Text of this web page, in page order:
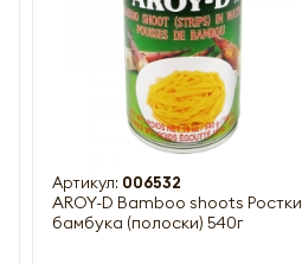
Артикул: 006532
AROY-D Bamboo shoots Ростки
бамбука (полоски) 540г